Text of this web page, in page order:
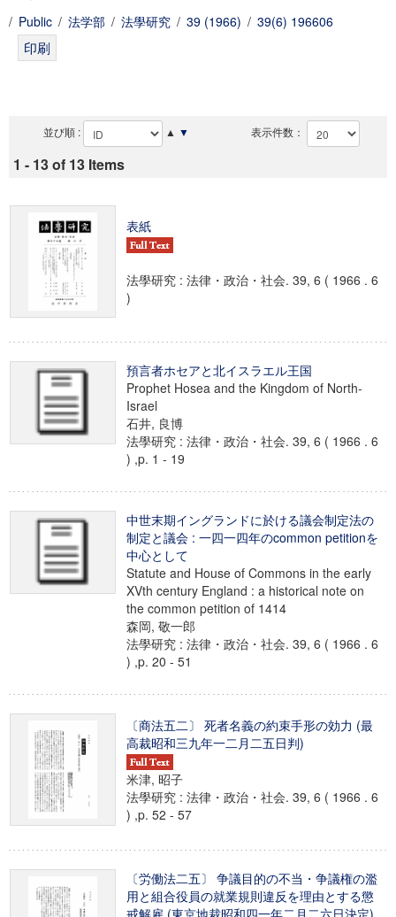
慶應義塾大学グローバルCOEプログラム市民社会ガバナンス
/ Public / 法学部 / 法學研究 / 39 (1966) / 39(6) 196606
並び順 : ▲ ▼ 表示件数：
1 - 13 of 13 Items
表紙
法學研究 : 法律・政治・社会. 39, 6 ( 1966 . 6
)
預言者ホセアと北イスラエル王国
Prophet Hosea and the Kingdom of North-
Israel
石井, 良博
法學研究 : 法律・政治・社会. 39, 6 ( 1966 . 6
) ,p. 1 - 19
中世末期イングランドに於ける議会制定法の
制定と議会 : 一四一四年のcommon petitionを
中心として
Statute and House of Commons in the early
XVth century England : a historical note on
the common petition of 1414
森岡, 敬一郎
法學研究 : 法律・政治・社会. 39, 6 ( 1966 . 6
) ,p. 20 - 51
〔商法五二〕 死者名義の約束手形の効力 (最
高裁昭和三九年一二月二五日判)
米津, 昭子
法學研究 : 法律・政治・社会. 39, 6 ( 1966 . 6
) ,p. 52 - 57
〔労働法二五〕 争議目的の不当・争議権の濫
用と組合役員の就業規則違反を理由とする懲
戒解雇 (東京地裁昭和四一年二月二六日決定)